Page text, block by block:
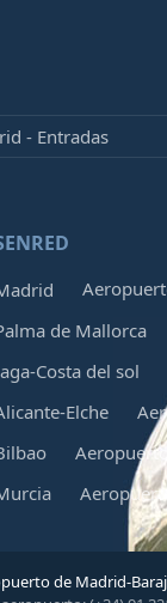
- Entradas
de Mallorca
Costa del sol
Elche
de Madrid-